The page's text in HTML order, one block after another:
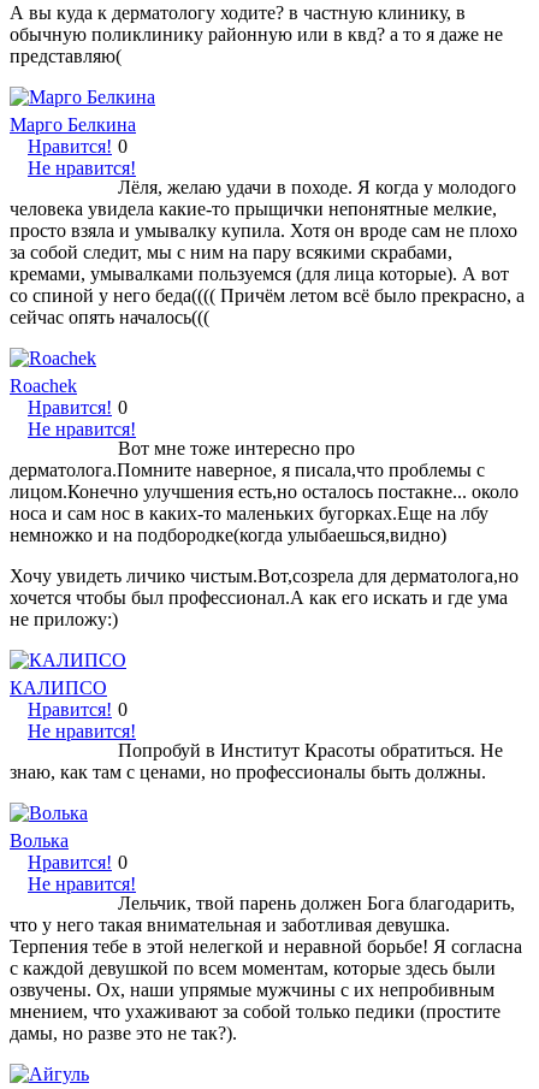
А вы куда к дерматологу ходите? в частную клинику, в
обычную поликлинику районную или в квд? а то я даже не
представляю(
Марго Белкина
Нравится!
Не нравится!
0
Лёля, желаю удачи в походе. Я когда у молодого
человека увидела какие-то прыщички непонятные мелкие,
просто взяла и умывалку купила. Хотя он вроде сам не плохо
за собой следит, мы с ним на пару всякими скрабами,
кремами, умывалками пользуемся (для лица которые). А вот
со спиной у него беда(((( Причём летом всё было прекрасно, а
сейчас опять началось(((
Roachek
Нравится!
Не нравится!
0
Вот мне тоже интересно про
дерматолога.Помните наверное, я писала,что проблемы с
лицом.Конечно улучшения есть,но осталось постакне... около
носа и сам нос в каких-то маленьких бугорках.Еще на лбу
немножко и на подбородке(когда улыбаешься,видно)
Хочу увидеть личико чистым.Вот,созрела для дерматолога,но
хочется чтобы был профессионал.А как его искать и где ума
не приложу:)
КАЛИПСО
Нравится!
Не нравится!
0
Попробуй в Институт Красоты обратиться. Не
знаю, как там с ценами, но профессионалы быть должны.
Волька
Нравится!
Не нравится!
0
Лельчик, твой парень должен Бога благодарить,
что у него такая внимательная и заботливая девушка.
Терпения тебе в этой нелегкой и неравной борьбе! Я согласна
с каждой девушкой по всем моментам, которые здесь были
озвучены. Ох, наши упрямые мужчины с их непробивным
мнением, что ухаживают за собой только педики (простите
дамы, но разве это не так?).